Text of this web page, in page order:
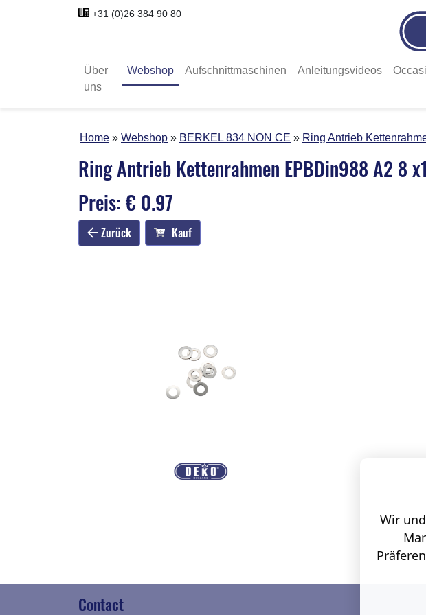
+31 (0)26 384 90 80
Über
uns
Webshop Aufschnittmaschinen Anleitungsvideos
Home Webshop BERKEL 834 NON CE Ring Antrieb
Ring Antrieb Kettenrahmen EPBDin988 A2 8
Preis: € 0.97
Zurück Kauf
Contact
Wir